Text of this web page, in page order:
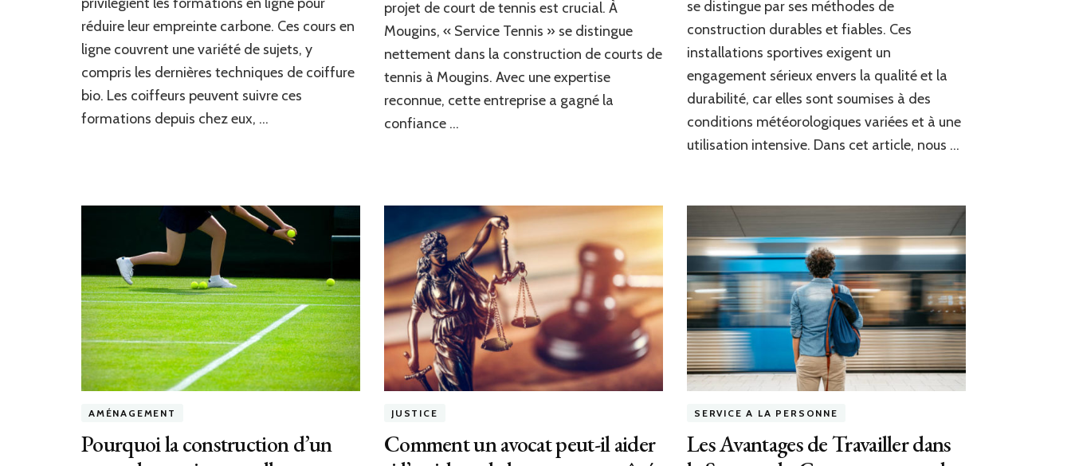
réduire leur empreinte carbone. Ces cours en
ligne couvrent une variété de sujets, y
compris les dernières techniques de coiffure
bio. Les coiffeurs peuvent suivre ces
formations depuis chez eux, …
à
Mougins
« Service
Tennis »
Leurs
projet de court de tennis est crucial. À
Mougins, « Service Tennis » se distingue
nettement dans la construction de courts de
tennis à Mougins. Avec une expertise
reconnue, cette entreprise a gagné la
confiance …
se distingue par ses méthodes de
construction durables et fiables. Ces
installations sportives exigent un
engagement sérieux envers la qualité et la
durabilité, car elles sont soumises à des
conditions météorologiques variées et à une
utilisation intensive. Dans cet article, nous …
AMÉNAGEMENT
Pourquoi la construction d’un
JUSTICE
Comment un avocat peut-il aider
SERVICE A LA PERSONNE
Les Avantages de Travailler dans